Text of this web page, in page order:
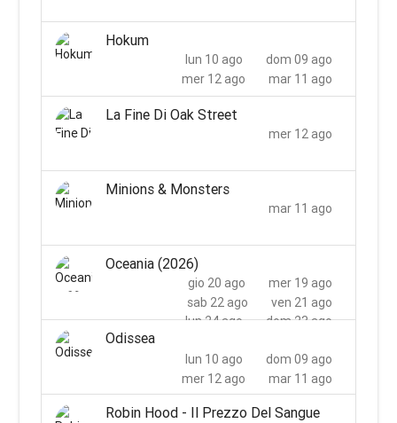
Hokum
dom 09 ago
lun 10 ago
mar 11 ago
mer 12 ago
La Fine Di Oak Street
mer 12 ago
Minions & Monsters
mar 11 ago
Oceania (2026)
mer 19 ago
gio 20 ago
ven 21 ago
sab 22 ago
dom 23 ago
lun 24 ago
Odissea
dom 09 ago
lun 10 ago
mar 11 ago
mer 12 ago
Robin Hood - Il Prezzo Del Sangue